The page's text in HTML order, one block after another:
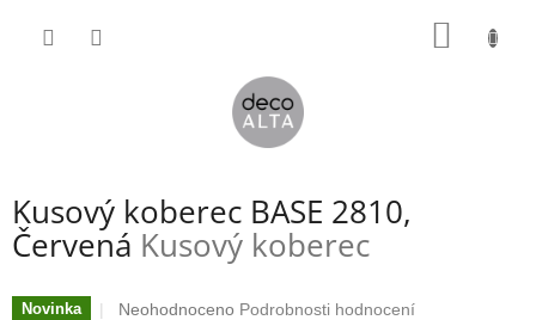
Kusový koberec BASE 2810,
Červená Kusový koberec
Novinka
Průměrné
Neohodnoceno Podrobnosti hodnocení